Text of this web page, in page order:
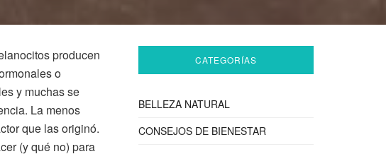
producen
o
y muchas se
La menos
que las originó.
(y qué no) para
CATEGORÍAS
BELLEZA NATURAL
CONSEJOS DE BIENESTAR